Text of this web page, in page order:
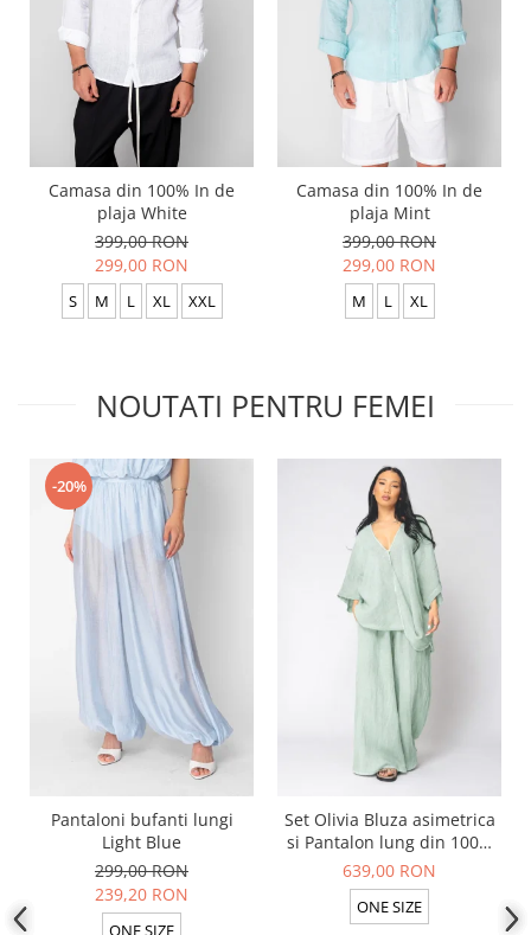
Camasa din 100% In de
plaja White
399,00 RON
299,00 RON
S M L XL XXL
Camasa din 100% In de
plaja Mint
399,00 RON
299,00 RON
M L XL
NOUTATI PENTRU FEMEI
-20%
Pantaloni bufanti lungi
Light Blue
299,00 RON
239,20 RON
ONE SIZE
Set Olivia Bluza asimetrica
si Pantalon lung din 100%
in Light Olive
639,00 RON
ONE SIZE